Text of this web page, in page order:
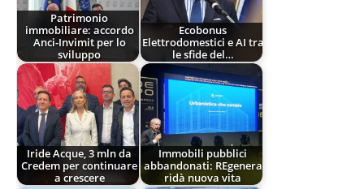
Patrimonio
immobiliare: accordo
Anci-Invimit per lo
sviluppo
Ecobonus
Elettrodomestici e AI tra
le sfide del…
Iride Acque, 3 mln da
Credem per continuare
a crescere
Immobili pubblici
abbandonati: REgenera
ridà nuova vita